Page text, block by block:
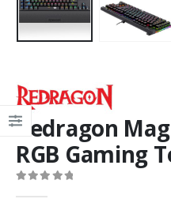
Redragon
RGB Gaming